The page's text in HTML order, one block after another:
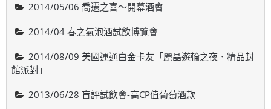
2014/05/06 喬遷之喜～開幕酒會
2014/04 春之氣泡酒試飲博覽會
2014/08/09 美國運通白金卡友「麗晶遊輪之夜．精品封
館派對」
2013/06/28 盲評試飲會-高CP值葡萄酒款